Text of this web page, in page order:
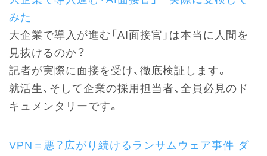
みた
大企業で導入が進む「AI面接官」は本当に人間を
見抜けるのか？
記者が実際に面接を受け、徹底検証します。
就活生、そして企業の採用担当者、全員必見のド
キュメンタリーです。
VPN＝悪？広がり続けるランサムウェア事件 ダ